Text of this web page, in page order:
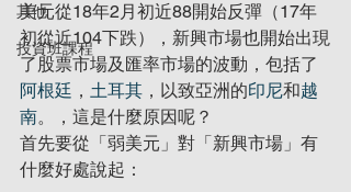
其他
投資班課程
美元從18年2月初近88開始反彈（17年
初從近104下跌），新興市場也開始出現
了股票市場及匯率市場的波動，包括了
阿根廷 ， 土耳其 ，以致亞洲的印尼和越
南。，這是什麼原因呢？
首先要從「弱美元」對「新興市場」有
什麼好處說起：